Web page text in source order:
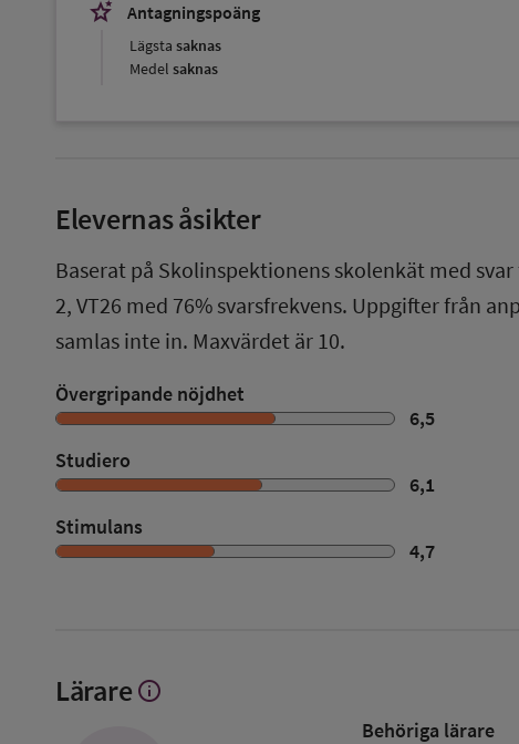
stars_2
Antagningspoäng
Lägsta saknas
Medel saknas
Elevernas åsikter
Baserat på Skolinspektionens skolenkät med svar
2, VT26 med 76% svarsfrekvens. Uppgifter från
samlas inte in. Maxvärdet är 10.
Övergripande nöjdhet
6,5
Studiero
6,1
Stimulans
4,7
Lärare Visa
info
Behöriga lärare